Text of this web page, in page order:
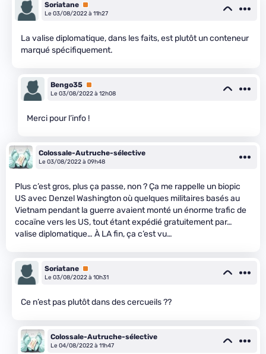
Soriatane Premium
Le 03/08/2022 à 11h27
La valise diplomatique, dans les faits, est plutôt un conteneur
marqué spécifiquement.
Bengo35 Premium
Le 03/08/2022 à 12h08
Merci pour l’info !
Colossale-Autruche-sélective
Le 03/08/2022 à 09h48
Plus c’est gros, plus ça passe, non ? Ça me rappelle un biopic
US avec Denzel Washington où quelques militaires basés au
Vietnam pendant la guerre avaient monté un énorme trafic de
cocaïne vers les US, tout étant expédié gratuitement par…
valise diplomatique… À LA fin, ça c’est vu…
Soriatane Premium
Le 03/08/2022 à 10h31
Ce n’est pas plutôt dans des cercueils ??
Colossale-Autruche-sélective
Le 04/08/2022 à 11h47